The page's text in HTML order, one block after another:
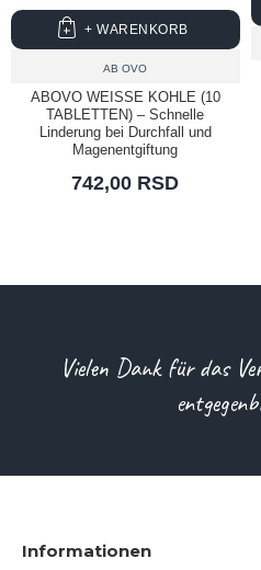
AB OVO
ABOVO WEISSE KOHLE (10
TABLETTEN) – Schnelle
Linderung bei Durchfall und
Magenentgiftung
742,00 RSD
+ WARENKORB
Vielen Dank für das
Informationen